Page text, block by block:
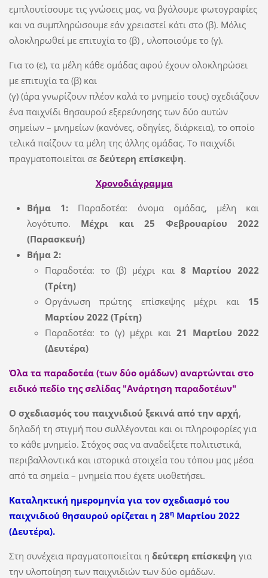
εμπλουτίσουμε τις γνώσεις μας, να βγάλουμε φωτογραφίες
και να συμπληρώσουμε εάν χρειαστεί κάτι στο (β). Μόλις
ολοκληρωθεί με επιτυχία το (β) , υλοποιούμε το (γ).
Για το (ε), τα μέλη κάθε ομάδας αφού έχουν ολοκληρώσει
με επιτυχία τα (β) και
(γ) (άρα γνωρίζουν πλέον καλά το μνημείο τους) σχεδιάζουν
ένα παιχνίδι θησαυρού εξερεύνησης των δύο αυτών
σημείων – μνημείων (κανόνες, οδηγίες, διάρκεια), το οποίο
τελικά παίζουν τα μέλη της άλλης ομάδας. Το παιχνίδι
πραγματοποιείται σε δεύτερη επίσκεψη.
Χρονοδιάγραμμα
Βήμα 1: Παραδοτέα: όνομα ομάδας, μέλη και
λογότυπο. Μέχρι και 25 Φεβρουαρίου 2022
(Παρασκευή)
Βήμα 2:
Παραδοτέα: το (β) μέχρι και 8 Μαρτίου 2022
(Τρίτη)
Οργάνωση πρώτης επίσκεψης μέχρι και 15
Μαρτίου 2022 (Τρίτη)
Παραδοτέα: το (γ) μέχρι και 21 Μαρτίου 2022
(Δευτέρα)
Όλα τα παραδοτέα (των δύο ομάδων) αναρτώνται στο
ειδικό πεδίο της σελίδας "Ανάρτηση παραδοτέων"
Ο σχεδιασμός του παιχνιδιού ξεκινά από την αρχή,
δηλαδή τη στιγμή που συλλέγονται και οι πληροφορίες για
το κάθε μνημείο. Στόχος σας να αναδείξετε πολιτιστικά,
περιβαλλοντικά και ιστορικά στοιχεία του τόπου μας μέσα
από τα σημεία – μνημεία που έχετε υιοθετήσει.
Καταληκτική ημερομηνία για τον σχεδιασμό του
παιχνιδιού θησαυρού ορίζεται η 28ηΜαρτίου 2022
(Δευτέρα).
Στη συνέχεια πραγματοποιείται η δεύτερη επίσκεψη για
την υλοποίηση των παιχνιδιών των δύο ομάδων.